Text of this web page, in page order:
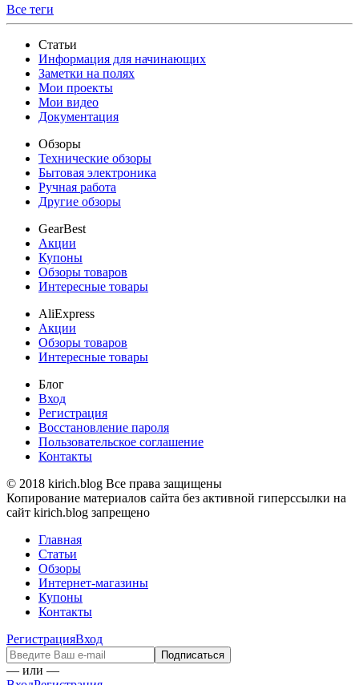
Все теги
Статьи
Информация для начинающих
Заметки на полях
Мои проекты
Мои видео
Документация
Обзоры
Технические обзоры
Бытовая электроника
Ручная работа
Другие обзоры
GearBest
Акции
Купоны
Обзоры товаров
Интересные товары
AliExpress
Акции
Обзоры товаров
Интересные товары
Блог
Вход
Регистрация
Восстановление пароля
Пользовательское соглашение
Контакты
© 2018 kirich.blog Все права защищены
Копирование материалов сайта без активной гиперссылки на
сайт kirich.blog запрещено
Главная
Статьи
Обзоры
Интернет-магазины
Купоны
Контакты
РегистрацияВход
— или —